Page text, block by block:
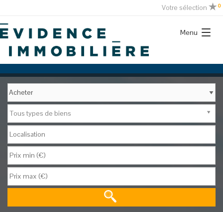
Votre sélection 0
Menu
Tous types de biens